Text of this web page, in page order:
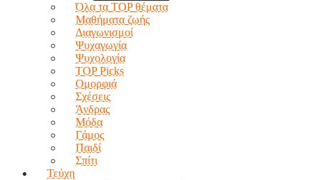
Όλα τα TOP θέματα
Μαθήματα ζωής
Διαγωνισμοί
Ψυχαγωγία
Ψυχολογία
TOP Picks
Ομορφιά
Σχέσεις
Άνδρας
Μόδα
Γάμος
Παιδί
Σπίτι
Τεύχη